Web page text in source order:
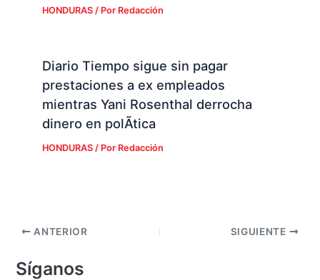
HONDURAS/ Por Redacción
Diario Tiempo sigue sin pagar
prestaciones a ex empleados
mientras Yani Rosenthal derrocha
dinero en polÃ­tica
HONDURAS/ Por Redacción
ANTERIOR SIGUIENTE
Síganos